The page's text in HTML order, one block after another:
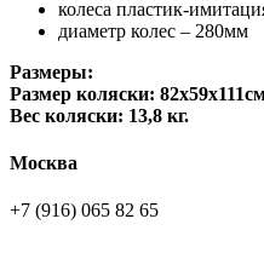
колеса пластик-
диаметр колес – 280мм
Размеры:
Размер коляски:
Вес коляски: 13,8 кг.
Москва
+7 (916) 065 82 65